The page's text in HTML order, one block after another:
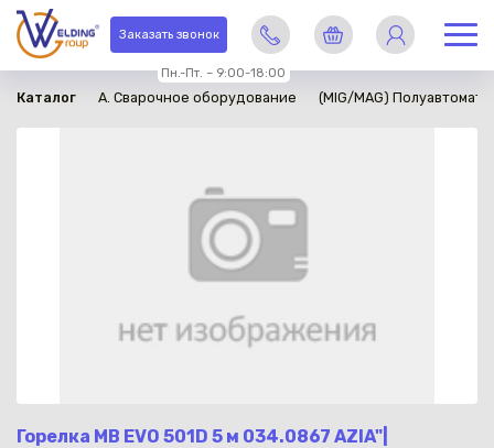
Заказать звонок
Пн.-Пт. – 9:00-18:00
Каталог A. Сварочное оборудование (MIG/MAG)
Горелка MB EVO 501D 5 м 034.0867 AZIA"|
в наличии